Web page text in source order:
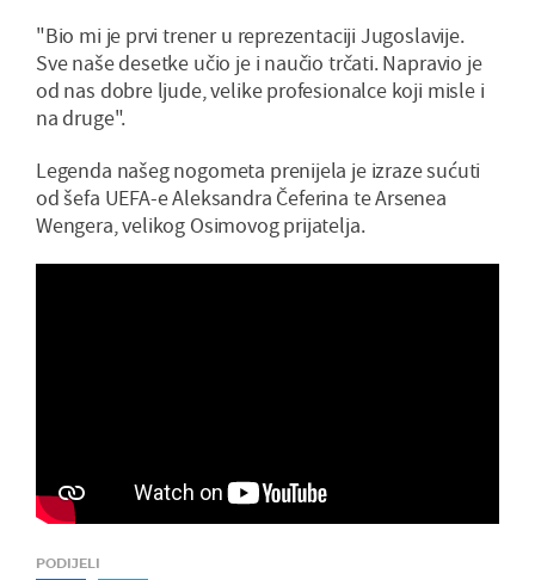
"Bio mi je prvi trener u reprezentaciji Jugoslavije.
Sve naše desetke učio je i naučio trčati. Napravio je
od nas dobre ljude, velike profesionalce koji misle i
na druge".
Legenda našeg nogometa prenijela je izraze sućuti
od šefa UEFA-e Aleksandra Čeferina te Arsenea
Wengera, velikog Osimovog prijatelja.
PODIJELI